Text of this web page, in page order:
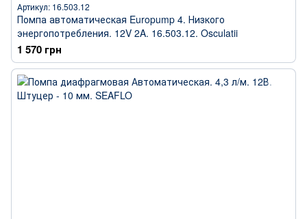
Артикул: 16.503.12
Помпа автоматическая Europump 4. Низкого
энергопотребления. 12V 2A. 16.503.12. Osculatii
1 570 грн